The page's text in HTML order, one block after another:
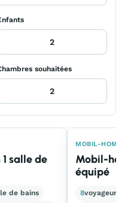
souhaitées
salle de
de bains
MOBIL-HOME
Mobil-
équipé
8voyageurs